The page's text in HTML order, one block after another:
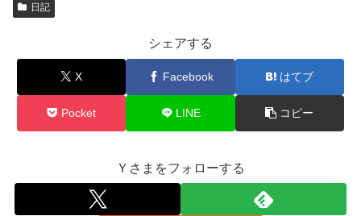
日記
シェアする
X Facebook はてブ
Pocket LINE コピー
Ｙさまをフォローする